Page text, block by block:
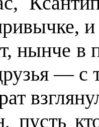
нынче в
— с